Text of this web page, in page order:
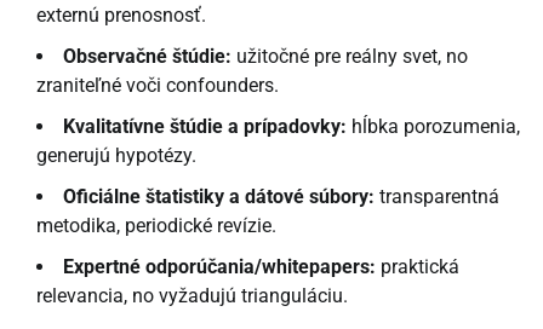
externú prenosnosť.
Observačné štúdie: užitočné pre reálny svet, no
zraniteľné voči confounders.
Kvalitatívne štúdie a prípadovky: hĺbka porozumenia,
generujú hypotézy.
Oficiálne štatistiky a dátové súbory: transparentná
metodika, periodické revízie.
Expertné odporúčania/whitepapers: praktická
relevancia, no vyžadujú trianguláciu.